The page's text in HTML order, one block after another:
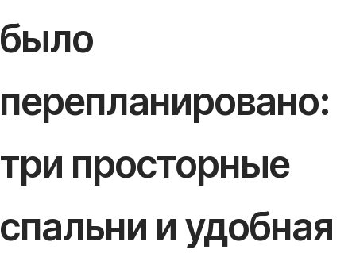
было
перепланировано:
три просторные
спальни и удобная